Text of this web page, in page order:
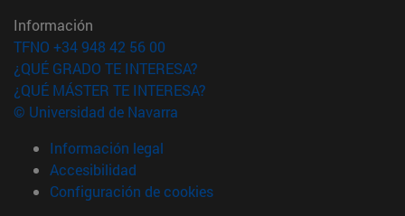
Información
TFNO +34 948 42 56 00
¿QUÉ GRADO TE INTERESA?
¿QUÉ MÁSTER TE INTERESA?
© Universidad de Navarra
Información legal
Accesibilidad
Configuración de cookies